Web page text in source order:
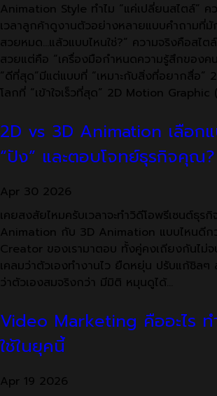
Animation Style ทำไม “แค่เปลี่ยนสไตล์” ค
เวลาลูกค้าดูงานตัวอย่างหลายแบบคำถามที่
สวยหมด…แล้วแบบไหนใช่?” ความจริงคือสไต
สวยแต่คือ “เครื่องมือกำหนดความรู้สึกของค
“ดีที่สุด”มีแต่แบบที่ “เหมาะกับสิ่งที่อยากสื่อ
โลกที่ “เข้าใจเร็วที่สุด” 2D Motion Graphic
2D vs 3D Animation เลือก
“ปัง” และตอบโจทย์ธุรกิจคุณ?
Apr 30 2026
เคยสงสัยไหมครับเวลาจะทำวิดีโอพรีเซนต์ธุร
Animation กับ 3D Animation แบบไหนดีก
Creator ของเรามาตอบ ทั้งคู่คงเถียงกันไม่จ
เคลมว่าตัวเองทำงานไว ยืดหยุ่น ปรับแก้ชิลๆ
ว่าตัวเองสมจริงกว่า มีมิติ หมุนดูได้…
Video Marketing คืออะไร ท
ใช้ในยุคนี้
Apr 19 2026